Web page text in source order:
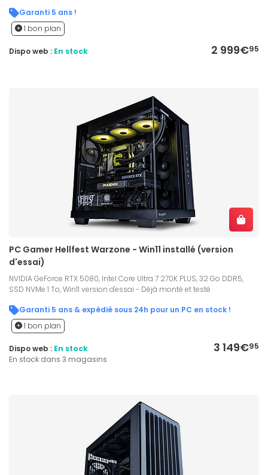
Garanti 5 ans !
1 bon plan
2 999€95
Dispo web : En stock
PC Gamer Hellfest Warzone - Win11 installé (version
d'essai)
NVIDIA GeForce RTX 5080, Intel Core Ultra 7 270K PLUS, 32 Go DDR5,
SSD NVMe 1 To, Win11 version d'essai - Déjà monté et testé
Garanti 5 ans & expédié sous 24h pour un PC en stock !
1 bon plan
3 149€95
Dispo web : En stock
En stock dans 3 magasins